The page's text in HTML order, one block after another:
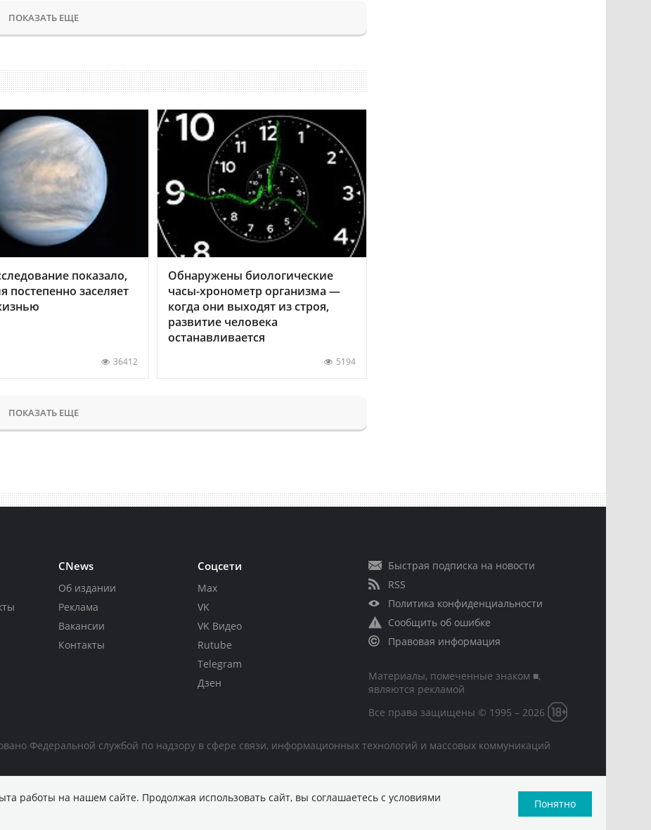
ПОКАЗАТЬ ЕЩЕ
показало,
постепенно заселяет
36412
Обнаружены биологические
часы-хронометр организма —
когда они выходят из строя,
развитие человека
останавливается
5194
ПОКАЗАТЬ ЕЩЕ
CNews
Об издании
Реклама
Вакансии
Контакты
Соцсети
Max
VK
VK Видео
Rutube
Telegram
Дзен
Быстрая подписка на новости
RSS
Политика конфиденциальности
Сообщить об ошибке
Правовая информация
Материалы, помеченные знаком ■,
являются рекламой
Все права защищены © 1995 – 2026
Федеральной службой по надзору в сфере связи, информационных технологий и массовых коммуникаций
работы на нашем сайте. Продолжая использовать сайт, вы соглашаетесь с условиями
Понятно